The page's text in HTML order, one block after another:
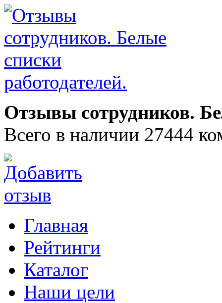
Отзывы сотрудников.
Всего в наличии 27444
Главная
Рейтинги
Каталог
Наши цели